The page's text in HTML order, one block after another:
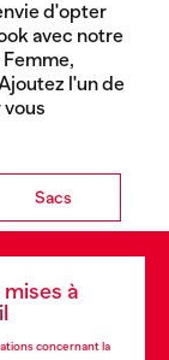
d'opter
avec notre
l'un de
Sacs
à
concernant la